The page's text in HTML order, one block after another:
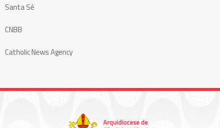
Santa Sé
CNBB
Catholic News Agency